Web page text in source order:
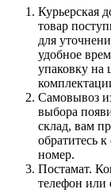
Курьерская
товар
для
удобное
упаковку на
Самовывоз
выбора
склад, вам
обратитесь
номер.
Постамат.
телефон или